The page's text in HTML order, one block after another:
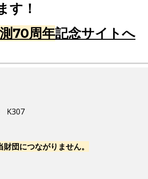
ます！
70周年記念サイトへ
K307
につながりません。